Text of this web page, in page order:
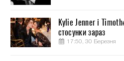
Kylie Jenner і
стосунки зараз
17:50, 30 Березня